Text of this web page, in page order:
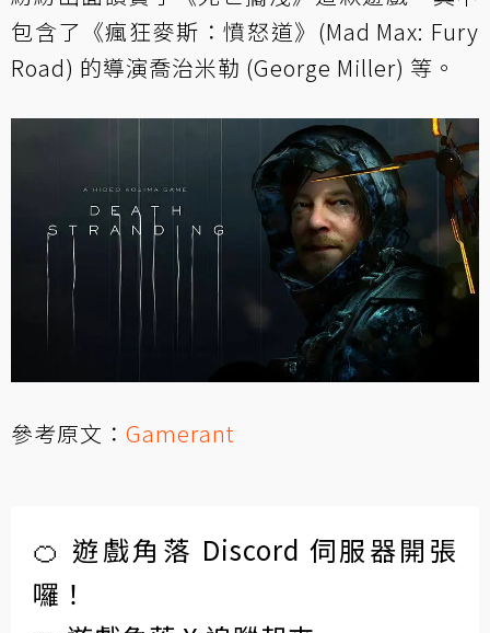
包含了《瘋狂麥斯：憤怒道》(Mad Max: Fury
Road) 的導演喬治米勒 (George Miller) 等。
參考原文： Gamerant
🍊 遊戲角落 Discord 伺服器開張
囉！